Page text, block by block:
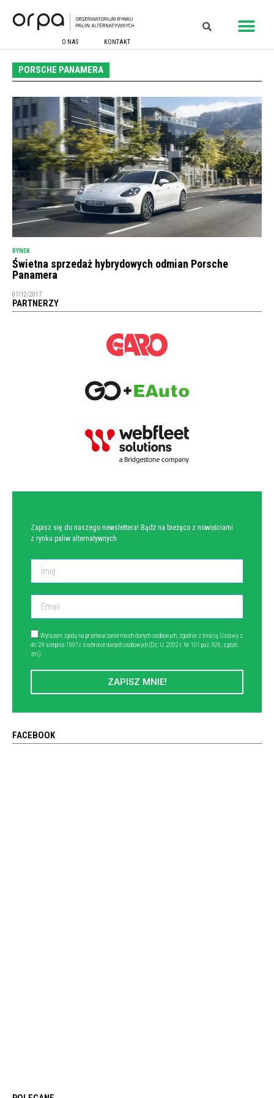
O NAS KONTAKT
PORSCHE PANAMERA
RYNEK
Świetna sprzedaż hybrydowych odmian Porsche
Panamera
07/12/2017
PARTNERZY
Zapisz się do naszego newslettera! Bądź na bieżąco z nowościami
z rynku paliw alternatywnych
Wyrażam zgodę na przetwarzanie moich danych osobowych, zgodnie z treścią Ustawy z
dn. 29 sierpnia 1997 r. o ochronie danych osobowych (Dz. U. 2002 r. Nr 101 poz. 926, z późn.
zm.).
ZAPISZ MNIE!
FACEBOOK